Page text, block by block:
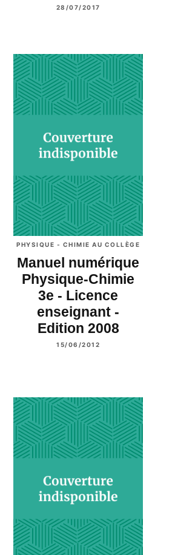
28/07/2017
PHYSIQUE - CHIMIE AU COLLÈGE
Manuel numérique
Physique-Chimie
3e - Licence
enseignant -
Edition 2008
15/06/2012